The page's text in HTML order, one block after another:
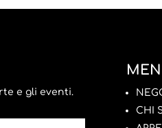
e gli eventi.
CHI